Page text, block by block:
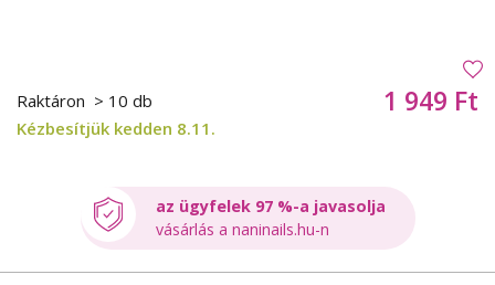
Raktáron > 10 db
Kézbesítjük kedden 8.11.
1 949 Ft
az ügyfelek 97 %-a javasolja
vásárlás a naninails.hu-n